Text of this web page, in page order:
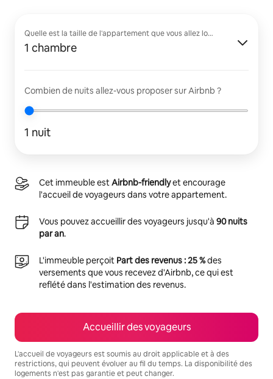
Quelle est la taille de l'appartement que vous allez louer ?
1 chambre
Combien de nuits allez-vous proposer sur Airbnb ?
1 nuit
Cet immeuble estAirbnb-friendlyet encourage
l'accueil de voyageurs dans votre appartement.
Vous pouvez accueillir des voyageurs jusqu'à 90 nuits
par an.
L'immeuble perçoit Part des revenus : 25 %des
versements que vous recevez d'Airbnb, ce qui est
reflété dans l'estimation des revenus.
Accueillir des voyageurs
L'accueil de voyageurs est soumis au droit applicable et à des
restrictions, qui peuvent évoluer au fil du temps. La disponibilité des
logements n'est pas garantie et peut changer.